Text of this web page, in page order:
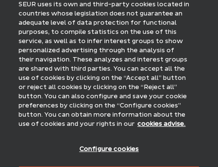
Preguntas frecuentes
Sala de prensa
Seguimiento internacional
Envíos a Europa
Envíos a Estados Unidos
Empresas
Acceso a SEUR Pro
Únete a la red SEUR Pickup
Descubre SEUR
SEUR Internacional
Fulfillment by SEUR
SEUR Mensajería
Trabaja con nosotros
Encuéntranos:
Métodos de pago:
SEUR uses its own and third-party cookies located in
countries whose legislation does not guarantee an
adequate level of data protection for functional
purposes, to compile statistics on the use of this
service, as well as to infer interest groups to show
personalized advertising through the analysis of
their navigation. These analyzes and interest groups
are shared with third parties. You can accept all the
use of cookies by clicking on the “Accept all” button
or reject all cookies by clicking on the “Reject all”
button. You can also configure and save your cookie
preferences by clicking on the “Configure cookies”
button. You can obtain more information about the
use of cookies and your rights in our cookies advise.
Configure cookies